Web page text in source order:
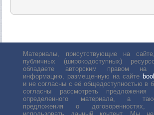
Материалы, присутствующие на
публичных (широкодоступных)
обладаете авторским правом
информацию, размещенную на сайте
и не согласны с её общедоступностью в
согласны рассмотреть
определенного материала, а
предложения о договоренностях,
использовать данный контент. Мы